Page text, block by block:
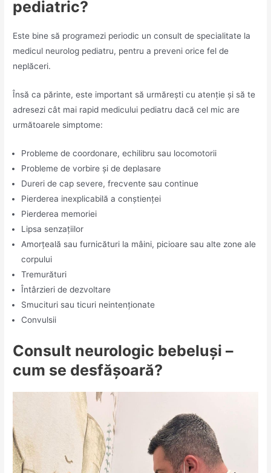
pediatric?
Este bine să programezi periodic un consult de specialitate la
medicul neurolog pediatru, pentru a preveni orice fel de
neplăceri.
Însă ca părinte, este important să urmărești cu atenție și să te
adresezi cât mai rapid medicului pediatru dacă cel mic are
următoarele simptome:
Probleme de coordonare, echilibru sau locomotorii
Probleme de vorbire și de deplasare
Dureri de cap severe, frecvente sau continue
Pierderea inexplicabilă a conștienței
Pierderea memoriei
Lipsa senzațiilor
Amorțeală sau furnicături la mâini, picioare sau alte zone ale
corpului
Tremurături
Întârzieri de dezvoltare
Smucituri sau ticuri neintenționate
Convulsii
Consult neurologic bebeluși –
cum se desfășoară?